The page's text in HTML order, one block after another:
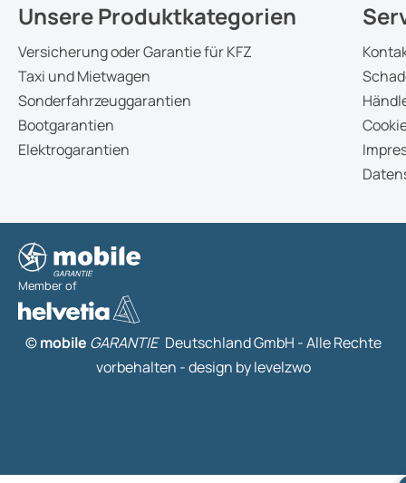
Unsere Produktkategorien
Versicherung oder Garantie für KFZ
Taxi und Mietwagen
Sonderfahrzeuggarantien
Bootgarantien
Elektrogarantien
Member of
©mobile GARANTIEDeutschland GmbH - Alle Rechte
vorbehalten -design by levelzwo